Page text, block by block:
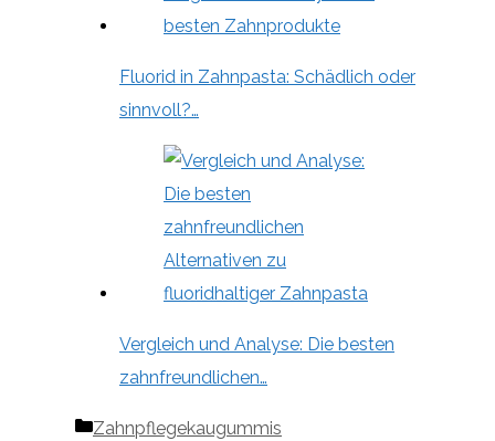
Fluorid in Zahnpasta: Schädlich oder
sinnvoll?…
Vergleich und Analyse: Die besten
zahnfreundlichen…
Kategorien
Zahnpflegekaugummis